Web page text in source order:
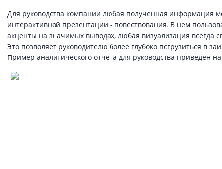
Для руководства компании любая полученная информация
интерактивной презентации - повествования. В нем
акценты на значимых выводах, любая визуализация всегда
Это позволяет руководителю более глубоко погрузиться в
Пример аналитического отчета для руководства приведен